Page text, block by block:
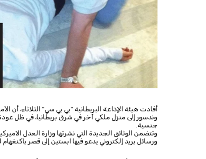
أفادت هيئة الإذاعة البريطانية "بي بي سي" الثلاثاء، أن
وندسور إلى منزل ملكي آخر في شرق بريطانيا، في ظل
جنسية.
وتتضمن الوثائق الجديدة التي نشرتها وزارة العدل
ورسائل بريد إلكتروني يدعو فيها ابستين إلى قصر